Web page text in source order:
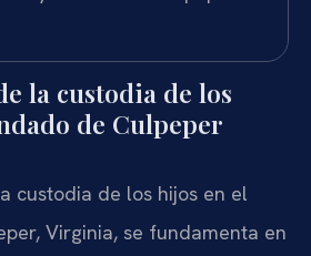
la custodia de los
de Culpeper
custodia de los hijos en el
Virginia, se fundamenta en